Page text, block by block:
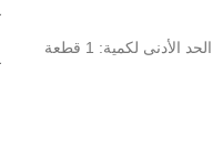
الحد الأدنى لكمية: 1 قطعة